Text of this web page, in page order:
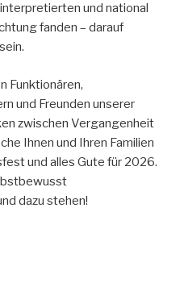
und national
fanden – darauf
Funktionären,
und Freunden unserer
zwischen Vergangenheit
Ihnen und Ihren Familien
und alles Gute für 2026.
dazu stehen!